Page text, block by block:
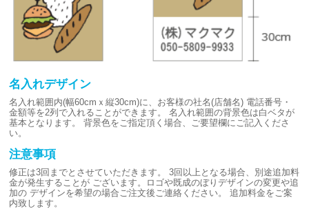
名入れデザイン
名入れ範囲内(幅60cmｘ縦30cm)に、お客様の社名(店舗名) 電話番号・
金額等を2列で入れることができます。
名入れ範囲の背景色は白ベタが
基本となります。
背景色をご指定頂く場合、ご要望欄にご記入くださ
い。
注意事項
修正は3回までとさせていただきます。
3回以上となる場合、別途追加料
金が発生することが ございます。ロゴや既成のぼりデザインの変更や追
加の デザインを希望の場合ご注文後ご連絡ください。
追加料金をご案
内致します。